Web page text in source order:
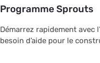
Programme Sprouts
Démarrez rapidement avec
besoin d’aide pour le